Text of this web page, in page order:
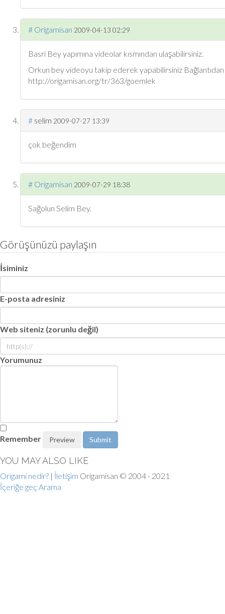
# Origamisan 2009-04-13 02:29
Basri Bey yapımına videolar kısmından ulaşabilirsiniz.
Orkun bey videoyu takip ederek yapabilirsiniz
http://origamisan.org/tr/363/goemlek
# selim 2009-07-27 13:39
çok beğendim
# Origamisan 2009-07-29 18:38
Sağolun Selim Bey.
Görüşünüzü paylaşın
İsiminiz
E-posta adresiniz
Web siteniz (zorunlu değil)
Yorumunuz
Remember
YOU MAY ALSO LIKE
Origami nedir? | İletişim Origamisan © 2004 - 2021
İçeriğe geç Arama